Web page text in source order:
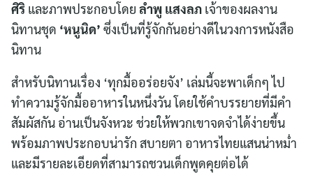
ศิริ และภาพประกอบโดย ลำพู แสงลภ เจ้าของผลงาน
นิทานชุด ‘หนูนิด’ ซึ่งเป็นที่รู้จักกันอย่างดีในวงการหนังสือ
นิทาน
สำหรับนิทานเรื่อง ‘ทุกมื้ออร่อยจัง’ เล่มนี้จะพาเด็กๆ ไป
ทำความรู้จักมื้ออาหารในหนึ่งวัน โดยใช้คำบรรยายที่มีคำ
สัมผัสกัน อ่านเป็นจังหวะ ช่วยให้พวกเขาจดจำได้ง่ายขึ้น
พร้อมภาพประกอบน่ารัก สบายตา อาหารไทยแสนน่าหม่ำ
และมีรายละเอียดที่สามารถชวนเด็กพูดคุยต่อได้